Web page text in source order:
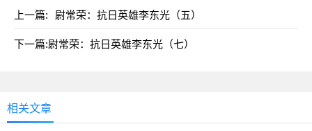
上一篇: 尉常荣：抗日英雄李东光（五）
下一篇:尉常荣：抗日英雄李东光（七）
相关文章